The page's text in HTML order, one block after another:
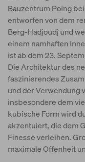
Bauzentrum Poing
entworfen von dem
Berg-Hadjoudj und
einem namhaften
ist ab dem 23.
Die Architektur des
faszinierendes
und der Verwendung
insbesondere dem
kubische Form wird
akzentuiert, die dem
Finesse verleihen.
maximale Offenheit